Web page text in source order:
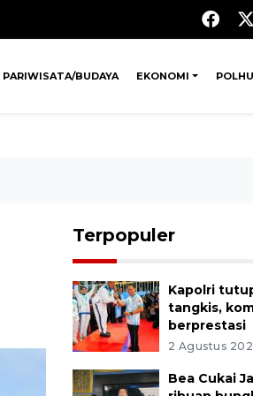
PARIWISATA/BUDAYA EKONOMI
Terpopuler
Kapolri
tangkis,
berprestasi
2 Agustus
Bea Cukai